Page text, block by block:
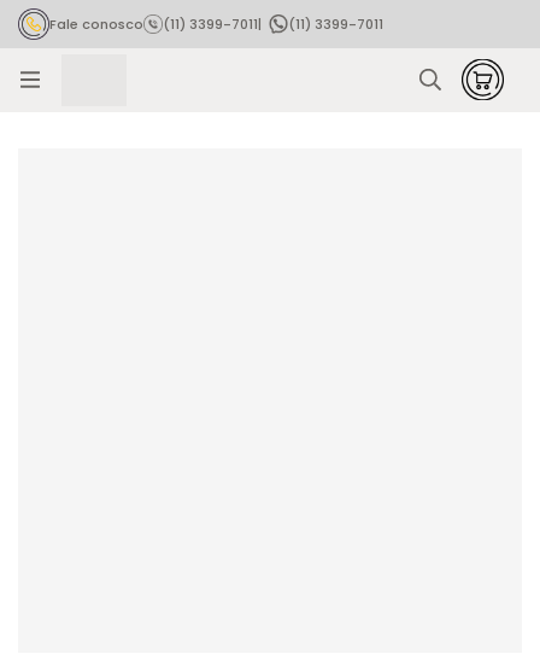
Fale conosco (11) 3399-7011|
(11) 3399-7011